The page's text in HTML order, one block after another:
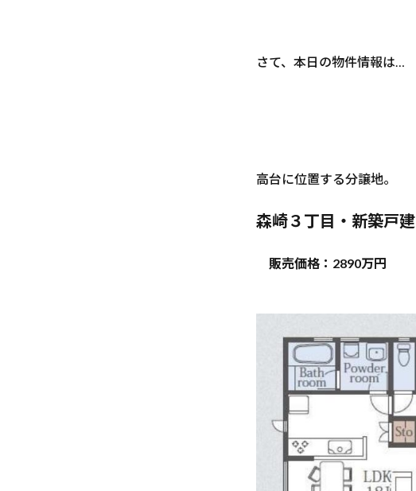
さて、本日の物件情報は…
高台に位置する分譲地。
森崎３丁目・新築戸建
販売価格：2890万円